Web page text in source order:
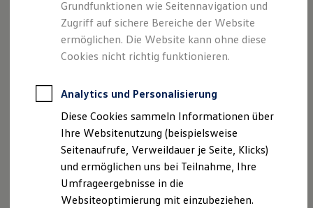
Autokredit mit Schlussrate
Versicherungen und Garantien
Kfz-Versicherung
Restschuldversicherungen
Garantien
Professional Class bei Volkswagen
Behörden
Direktkunden
Sonderfahrzeuge
Anpfiff zum Gewinn
Elektromobilität
Elektroautos
ID. Tutorials
Grundfunktionen wie Seitennavigation und
Zugriff auf sichere Bereiche der Website
ermöglichen. Die Website kann ohne diese
Cookies nicht richtig funktionieren.
Analytics und Personalisierung
Diese Cookies sammeln Informationen über
Ihre Websitenutzung (beispielsweise
Seitenaufrufe, Verweildauer je Seite, Klicks)
und ermöglichen uns bei Teilnahme, Ihre
Umfrageergebnisse in die
Websiteoptimierung mit einzubeziehen.